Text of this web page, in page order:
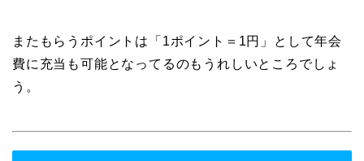
またもらうポイントは「1ポイント＝1円」として年会
費に充当も可能となってるのもうれしいところでしょ
う。